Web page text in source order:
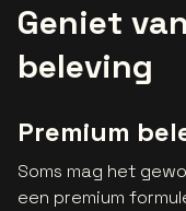
Geniet
beleving
Premium
Soms mag het
een premium